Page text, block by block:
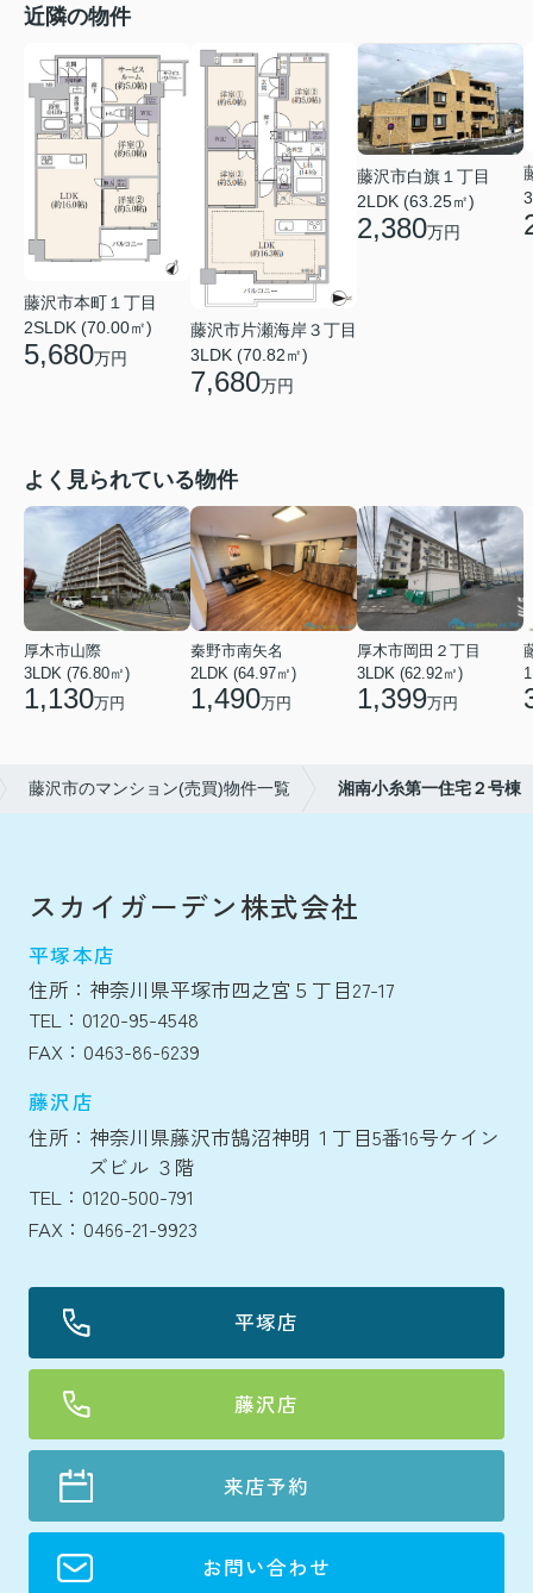
近隣の物件
藤沢市本町１丁目
2SLDK (70.00㎡)
5,680万円
藤沢市片瀬海岸３丁目
3LDK (70.82㎡)
7,680万円
藤沢市白旗１丁目
2LDK (63.25㎡)
2,380万円
よく見られている物件
厚木市山際
3LDK (76.80㎡)
1,130万円
秦野市南矢名
2LDK (64.97㎡)
1,490万円
厚木市岡田２丁目
3LDK (62.92㎡)
1,399万円
藤沢市のマンション(売買)物件一覧 湘南小糸第一住宅２号棟
スカイガーデン株式会社
平塚本店
住所：神奈川県平塚市四之宮５丁目27-17
TEL：0120-95-4548
FAX：0463-86-6239
藤沢店
住所：神奈川県藤沢市鵠沼神明１丁目5番16号ケイン
ズビル ３階
TEL：0120-500-791
FAX：0466-21-9923
平塚店
藤沢店
来店予約
お問い合わせ